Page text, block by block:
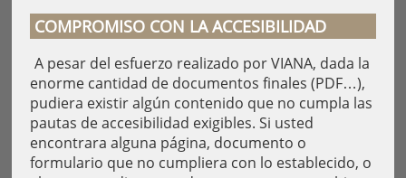
COMPROMISO CON LA ACCESIBILIDAD
A pesar del esfuerzo realizado por VIANA, dada la
enorme cantidad de documentos finales (PDF…),
pudiera existir algún contenido que no cumpla las
pautas de accesibilidad exigibles. Si usted
encontrara alguna página, documento o
formulario que no cumpliera con lo establecido, o